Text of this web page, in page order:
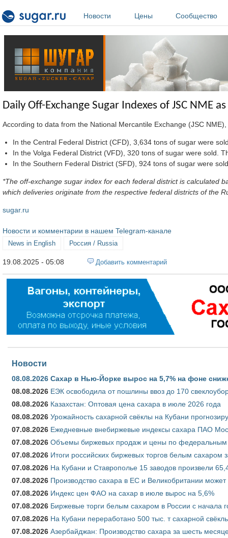
Новости
Цены Сообщество
Daily Off-Exchange Sugar Indexes of JSC NME
According to data from the National Mercantile Exchange (JSC
In the Central Federal District (CFD), 3,634 tons of sugar were
In the Volga Federal District (VFD), 320 tons of sugar were sold.
In the Southern Federal District (SFD), 924 tons of sugar were
*The off-exchange sugar index for each federal district is calculated
which deliveries originate from the respective federal districts of the
sugar.ru
Новости и комментарии в нашем Telegram-канале
News in English Россия / Russia
19.08.2025 - 05:08 Добавить комментарий
Новости
08.08.2026 Сахар в Нью-Йорке вырос на 5,7% на фоне
08.08.2026 ЕЭК освободила от пошлины ввоз до 170
08.08.2026 Казахстан: Оптовая цена сахара в июле 2026 года
08.08.2026 Урожайность сахарной свёклы на Кубани
07.08.2026 Ежедневные внебиржевые индексы сахара ПАО
07.08.2026 Объемы биржевых продаж и цены по федеральным
07.08.2026 Итоги российских биржевых торгов белым сахаром
07.08.2026 На Кубани и Ставрополье 15 заводов произвели
07.08.2026 Производство сахара в ЕС и Великобритании
07.08.2026 Индекс цен ФАО на сахар в июле вырос на 5,6%
07.08.2026 Биржевые торги белым сахаром в России с начала
07.08.2026 На Кубани переработано 500 тыс. т сахарной
07.08.2026 Азербайджан: Производство сахара за шесть